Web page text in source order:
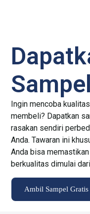
Ingin mencoba
membeli? Dapatkan
rasakan sendiri
Anda. Tawaran ini
Anda bisa
berkualitas dimulai
Ambil Sampel Gratis